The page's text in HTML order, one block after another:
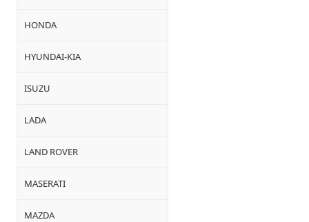
HONDA
HYUNDAI-KIA
ISUZU
LADA
LAND ROVER
MASERATI
MAZDA